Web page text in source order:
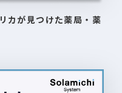
カが見つけた薬局・薬